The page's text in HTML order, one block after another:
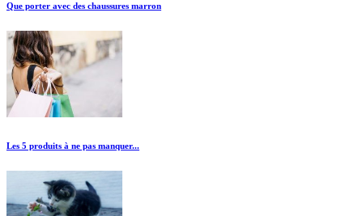
Que porter avec des chaussures marron
Les 5 produits à ne pas manquer...